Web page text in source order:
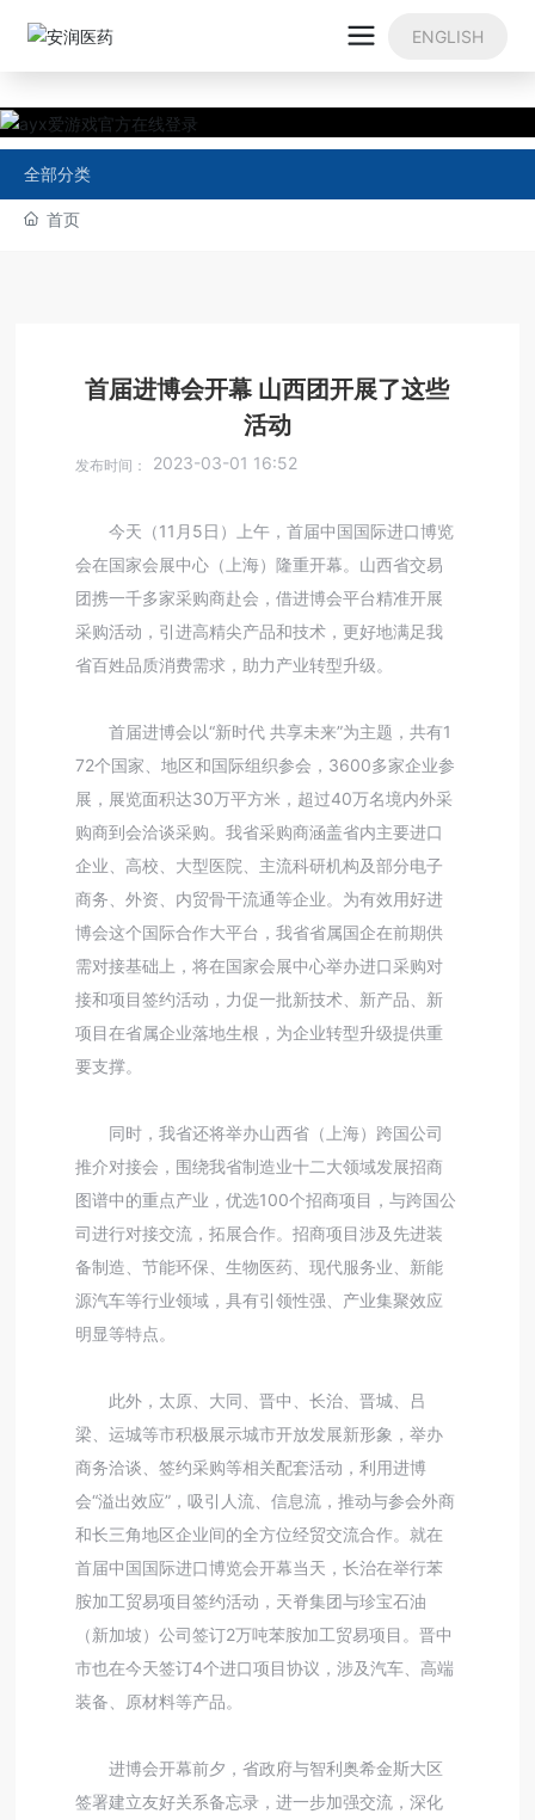
ENGLISH
全部分类
首页
首届进博会开幕 山西团开展了这些
活动
发布时间： 2023-03-01 16:52
今天（11月5日）上午，首届中国国际进口博览
会在国家会展中心（上海）隆重开幕。山西省交易
团携一千多家采购商赴会，借进博会平台精准开展
采购活动，引进高精尖产品和技术，更好地满足我
省百姓品质消费需求，助力产业转型升级。
首届进博会以“新时代 共享未来”为主题，共有1
72个国家、地区和国际组织参会，3600多家企业参
展，展览面积达30万平方米，超过40万名境内外采
购商到会洽谈采购。我省采购商涵盖省内主要进口
企业、高校、大型医院、主流科研机构及部分电子
商务、外资、内贸骨干流通等企业。为有效用好进
博会这个国际合作大平台，我省省属国企在前期供
需对接基础上，将在国家会展中心举办进口采购对
接和项目签约活动，力促一批新技术、新产品、新
项目在省属企业落地生根，为企业转型升级提供重
要支撑。
同时，我省还将举办山西省（上海）跨国公司
推介对接会，围绕我省制造业十二大领域发展招商
图谱中的重点产业，优选100个招商项目，与跨国公
司进行对接交流，拓展合作。招商项目涉及先进装
备制造、节能环保、生物医药、现代服务业、新能
源汽车等行业领域，具有引领性强、产业集聚效应
明显等特点。
此外，太原、大同、晋中、长治、晋城、吕
梁、运城等市积极展示城市开放发展新形象，举办
商务洽谈、签约采购等相关配套活动，利用进博
会“溢出效应”，吸引人流、信息流，推动与参会外商
和长三角地区企业间的全方位经贸交流合作。就在
首届中国国际进口博览会开幕当天，长治在举行苯
胺加工贸易项目签约活动，天脊集团与珍宝石油
（新加坡）公司签订2万吨苯胺加工贸易项目。晋中
市也在今天签订4个进口项目协议，涉及汽车、高端
装备、原材料等产品。
进博会开幕前夕，省政府与智利奥希金斯大区
签署建立友好关系备忘录，进一步加强交流，深化